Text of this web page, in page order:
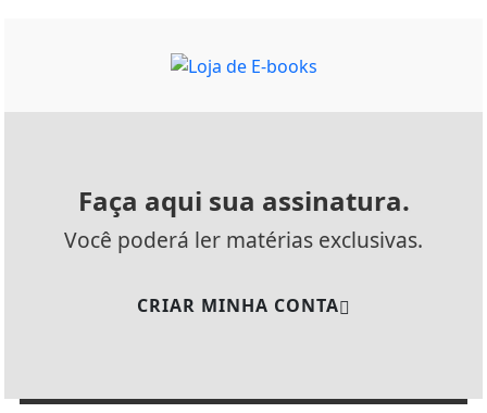
Faça aqui sua assinatura.
Você poderá ler matérias exclusivas.
CRIAR MINHA CONTA